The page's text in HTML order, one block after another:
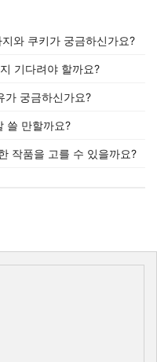
와 쿠키가 궁금하신가요?
기다려야 할까요?
가 궁금하신가요?
쓸 만할까요?
작품을 고를 수 있을까요?